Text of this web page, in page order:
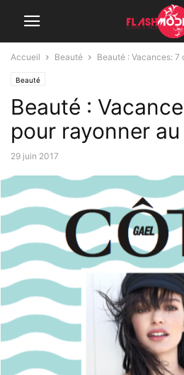
Accueil Beauté Beauté : Vacances:
Beauté
Beauté :
pour rayonner
29 juin 2017